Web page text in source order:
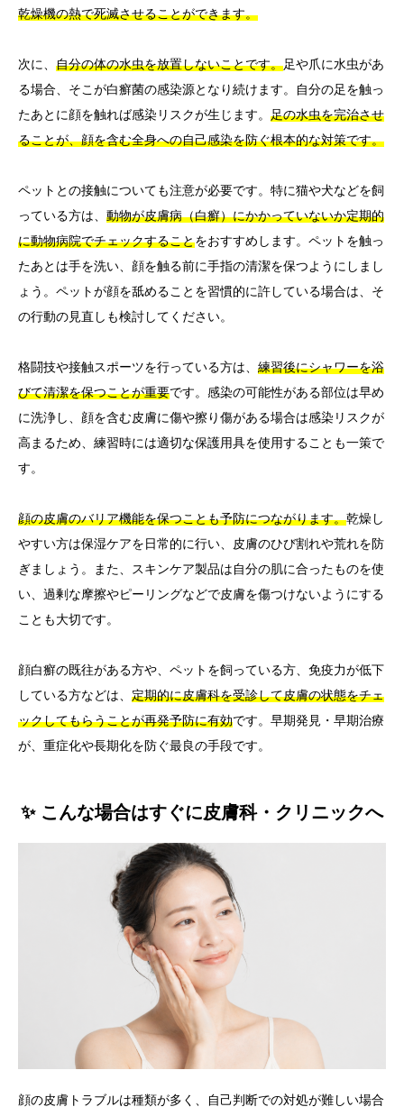
乾燥機の熱で死滅させることができます。
次に、 自分の体の水虫を放置しないことです。足や爪に水虫があ
る場合、そこが白癬菌の感染源となり続けます。自分の足を触っ
たあとに顔を触れば感染リスクが生じます。 足の水虫を完治させ
ることが、顔を含む全身への自己感染を防ぐ根本的な対策です。
ペットとの接触についても注意が必要です。特に猫や犬などを飼
っている方は、 動物が皮膚病（白癬）にかかっていないか定期的
に動物病院でチェックすることをおすすめします。ペットを触っ
たあとは手を洗い、顔を触る前に手指の清潔を保つようにしまし
ょう。ペットが顔を舐めることを習慣的に許している場合は、そ
の行動の見直しも検討してください。
格闘技や接触スポーツを行っている方は、 練習後にシャワーを浴
びて清潔を保つことが重要です。感染の可能性がある部位は早め
に洗浄し、顔を含む皮膚に傷や擦り傷がある場合は感染リスクが
高まるため、練習時には適切な保護用具を使用することも一策で
す。
顔の皮膚のバリア機能を保つことも予防につながります。乾燥し
やすい方は保湿ケアを日常的に行い、皮膚のひび割れや荒れを防
ぎましょう。また、スキンケア製品は自分の肌に合ったものを使
い、過剰な摩擦やピーリングなどで皮膚を傷つけないようにする
ことも大切です。
顔白癬の既往がある方や、ペットを飼っている方、免疫力が低下
している方などは、 定期的に皮膚科を受診して皮膚の状態をチェ
ックしてもらうことが再発予防に有効です。早期発見・早期治療
が、重症化や長期化を防ぐ最良の手段です。
✨ こんな場合はすぐに皮膚科・クリニックへ
顔の皮膚トラブルは種類が多く、自己判断での対処が難しい場合